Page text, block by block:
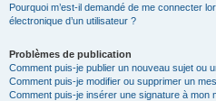
Pourquoi m’est-il demandé de me connecter
électronique d’un utilisateur ?
Problèmes de publication
Comment puis-je publier un nouveau sujet ou
Comment puis-je modifier ou supprimer un
Comment puis-je insérer une signature à mon